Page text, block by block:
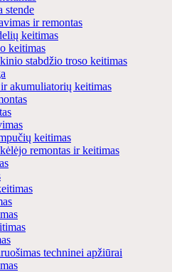
stende
ir remontas
keitimas
keitimas
stabdžio troso keitimas
akumuliatorių keitimas
keitimas
remontas ir keitimas
techninei apžiūrai